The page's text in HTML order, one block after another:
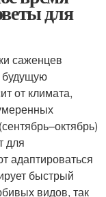
для
саженцев
будущую
от климата,
для
адаптироваться
быстрый
видов, так